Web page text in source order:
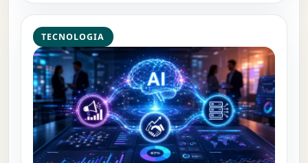
TECNOLOGIA